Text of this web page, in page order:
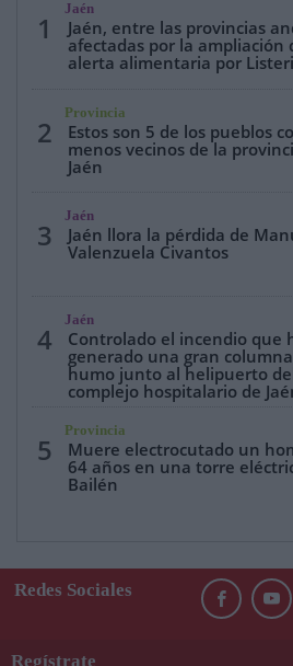
1
Jaén
Jaén, entre las provincias
afectadas por la ampliación
alerta alimentaria por
2
Provincia
Estos son 5 de los pueblos
menos vecinos de la
Jaén
3
Jaén
Jaén llora la pérdida de
Valenzuela Civantos
4
Jaén
Controlado el incendio que
generado una gran
humo junto al helipuerto
complejo hospitalario de
5
Provincia
Muere electrocutado un
64 años en una torre
Bailén
Redes Sociales
Regístrate